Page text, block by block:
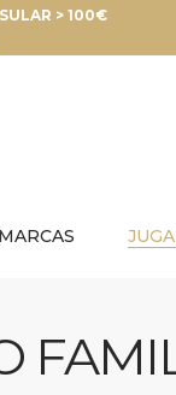
> 100€
MARCAS